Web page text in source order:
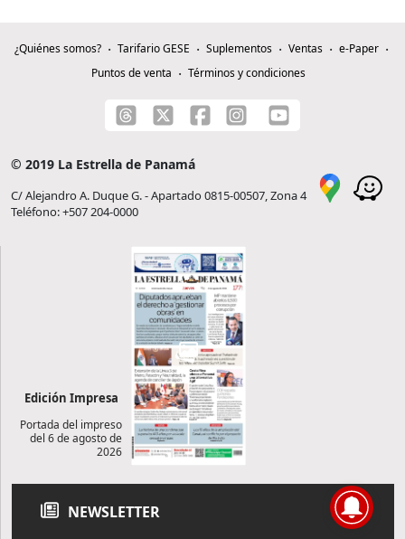
¿Quiénes somos? Tarifario GESE Suplementos Ventas
e-Paper
Puntos de venta
Términos y condiciones
© 2019 La Estrella de Panamá
C/ Alejandro A. Duque G. - Apartado 0815-00507, Zona 4
Teléfono: +507 204-0000
Edición Impresa
Portada del impreso
del 6 de agosto de
2026
NEWSLETTER